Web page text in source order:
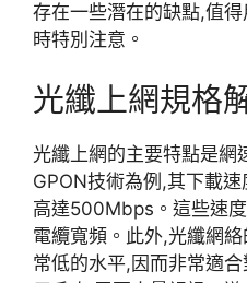
存在一些潛在的缺點,值
時特別注意。
光纖上網規格
光纖上網的主要特點是網
GPON技術為例,其下載
高達500Mbps。這些速
電纜寬頻。此外,光纖網
常低的水平,因而非常適